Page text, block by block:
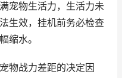
宠物生活力，生活力未
生效，挂机前务必检查
缩水。
物战力差距的决定因